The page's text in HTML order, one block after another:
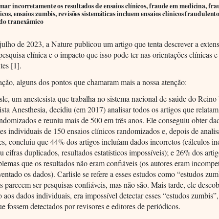
incorretamente os resultados de ensaios clínicos, fraude em medicina,
ensaios zumbis, revisões sistemáticas incluem ensaios clínicos
tranexâmico
de 2023, a Nature publicou um artigo que tenta descrever a
clínica e o impacto que isso pode ter nas orientações clínicas
[1].
alguns dos pontos que chamaram mais a nossa atenção:
um anestesista que trabalha no sistema nacional de saúde do
Anesthesia, decidiu (em 2017) analisar todos os artigos que
e reuniu mais de 500 em três anos. Ele conseguiu obter
individuais de 150 ensaios clínicos randomizados e, depois de
concluiu que 44% dos artigos incluíam dados incorretos (cálculos
cifras duplicados, resultados estatísticos impossíveis); e 26% dos
que os resultados não eram confiáveis (os autores eram
os dados). Carlisle se refere a esses estudos como “estudos
parecem ser pesquisas confiáveis, mas não são. Mais tarde, ele
aos dados individuais, era impossível detectar esses “estudos
fossem detectados por revisores e editores de periódicos.